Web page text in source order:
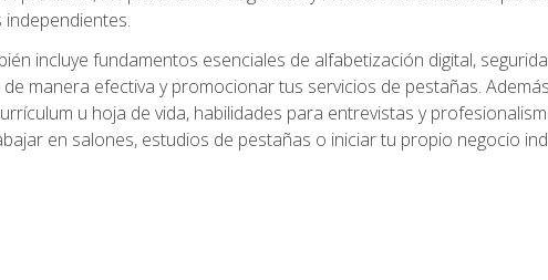
incluye fundamentos esenciales de alfabetización digital,
manera efectiva y promocionar tus servicios de pestañas.
u hoja de vida, habilidades para entrevistas y
en salones, estudios de pestañas o iniciar tu propio negocio